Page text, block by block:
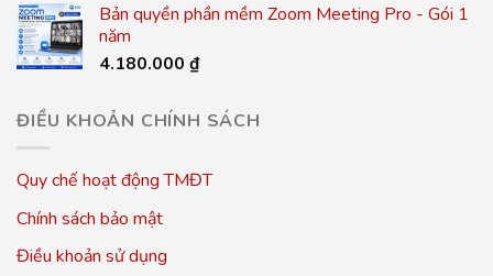
Bản quyền phần mềm Zoom Meeting Pro - Gói 1
năm
4.180.000 ₫
ĐIỀU KHOẢN CHÍNH SÁCH
Quy chế hoạt động TMĐT
Chính sách bảo mật
Điều khoản sử dụng